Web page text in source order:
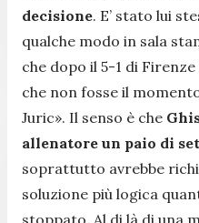
decisione. E’ stato lui
qualche modo in sala
che dopo il 5-1 di Firenze
che non fosse il
Juric». Il senso è che
allenatore un paio di
soprattutto avrebbe
soluzione più logica
stoppato. Al di là di una